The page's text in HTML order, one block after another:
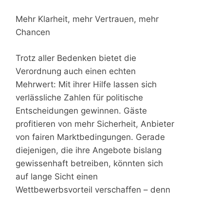
Mehr Klarheit, mehr Vertrauen, mehr
Chancen
Trotz aller Bedenken bietet die
Verordnung auch einen echten
Mehrwert: Mit ihrer Hilfe lassen sich
verlässliche Zahlen für politische
Entscheidungen gewinnen. Gäste
profitieren von mehr Sicherheit, Anbieter
von fairen Marktbedingungen. Gerade
diejenigen, die ihre Angebote bislang
gewissenhaft betreiben, könnten sich
auf lange Sicht einen
Wettbewerbsvorteil verschaffen – denn